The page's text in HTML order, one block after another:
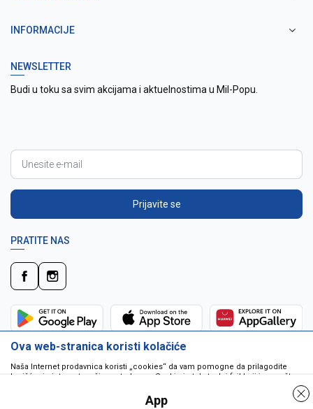
INFORMACIJE
NEWSLETTER
Budi u toku sa svim akcijama i aktuelnostima u Mil-Popu.
Prijavite se
PRATITE NAS
Ova web-stranica koristi kolačiće
Naša Internet prodavnica koristi „cookies“ da vam pomogne da prilagodite
korišćenje interneta vašim potrebama. Cookie je tekstualni fajl koji je smešten
da pokrenu program ili da isporuče virus vašem računaru. Cookie-i su
jedinstveno dodeljeni vama, i jedino mogu biti pročitani od strane web servera
App